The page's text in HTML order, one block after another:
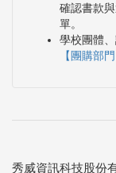
確認書款
單。
學校團體
【團購部門
秀威資訊科技股份